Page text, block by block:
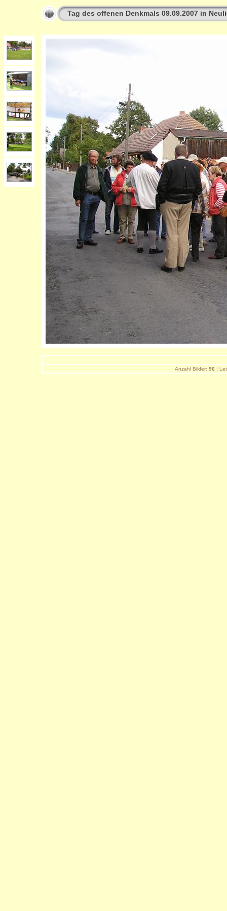
Tag des offenen Denkmals 09.09.2007 in
Anzahl Bilder: 96 |